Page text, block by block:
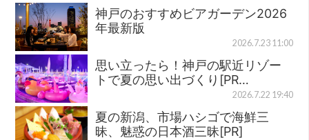
神戸のおすすめビアガーデン2026
年最新版
2026.7.23 11:00
思い立ったら！神戸の駅近リゾー
トで夏の思い出づくり[PR…
2026.7.22 19:40
夏の新潟、市場ハシゴで海鮮三
昧、魅惑の日本酒三昧[PR]